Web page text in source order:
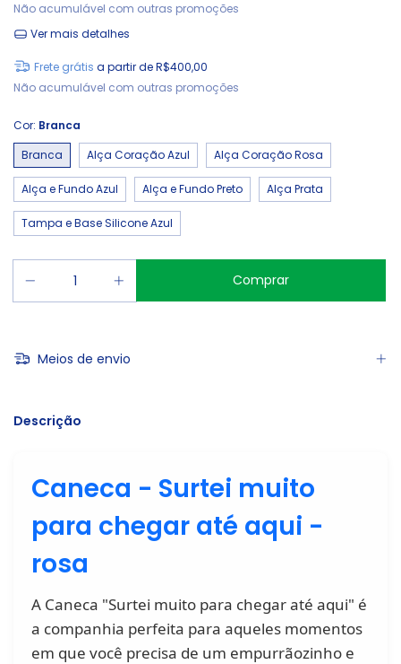
Não acumulável com outras promoções
Ver mais detalhes
Frete grátis a partir deR$400,00
Não acumulável com outras promoções
Cor: Branca
Branca
Alça Coração Azul Alça Coração Rosa
Alça e Fundo Azul Alça e Fundo Preto Alça Prata
Tampa e Base Silicone Azul
Meios de envio
Descrição
Caneca - Surtei muito
para chegar até aqui -
rosa
A Caneca "Surtei muito para chegar até aqui" é
a companhia perfeita para aqueles momentos
em que você precisa de um empurrãozinho e